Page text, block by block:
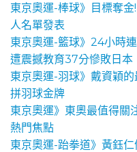
東京奧運-棒球》目標奪
人名單發表
東京奧運-籃球》24小時
遭震撼教育37分慘敗日本
東京奧運-羽球》戴資穎
拼羽球金牌
東京奧運》東奧最值得
熱門焦點
東京奧運-跆拳道》黃鈺